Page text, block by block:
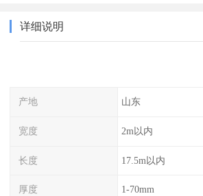
详细说明
产地 山东
宽度 2m以内
长度 17.5m以内
厚度 1-70mm